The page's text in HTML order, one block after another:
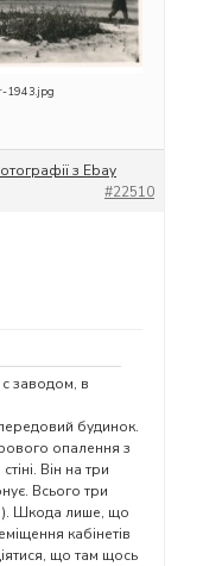
1943.jpg
з Ebay
#22510
заводом, в
будинок.
опалення з
Він на три
Всього три
Шкода лише, що
кабінетів
що там щось